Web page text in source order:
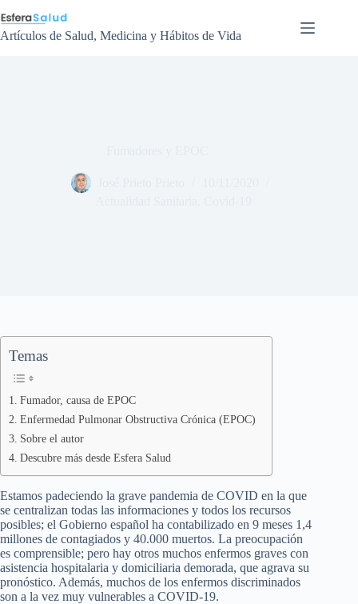
al
contenido
Artículos de Salud, Medicina y Hábitos de Vida
Temas
Fumador, causa de EPOC
Enfermedad Pulmonar Obstructiva Crónica (EPOC)
Sobre el autor
Descubre más desde Esfera Salud
Estamos padeciendo la grave pandemia de COVID en la que
se centralizan todas las informaciones y todos los recursos
posibles; el Gobierno español ha contabilizado en 9 meses 1,4
millones de contagiados y 40.000 muertos. La preocupación
es comprensible; pero hay otros muchos enfermos graves con
asistencia hospitalaria y domiciliaria demorada, que agrava su
pronóstico. Además, muchos de los enfermos discriminados
son a la vez muy vulnerables a COVID-19.